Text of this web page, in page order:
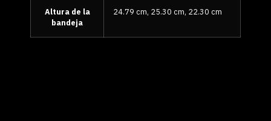
Altura de la
bandeja
24.79 cm, 25.30 cm, 22.30 cm